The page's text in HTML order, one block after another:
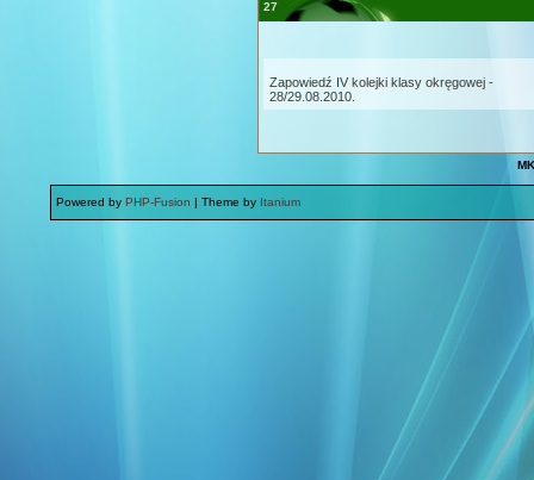
27
Zapowiedź IV kolejki klasy okręgowej -
28/29.08.2010.
Powered by PHP-Fusion | Theme by Itanium